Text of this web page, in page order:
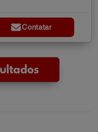
Contatar